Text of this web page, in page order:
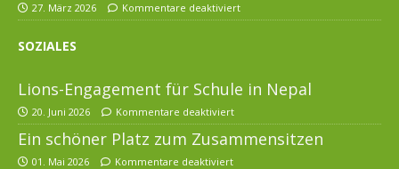
27. März 2026 Kommentare deaktiviert
SOZIALES
Lions-Engagement für Schule in Nepal
20. Juni 2026 Kommentare deaktiviert
Ein schöner Platz zum Zusammensitzen
01. Mai 2026 Kommentare deaktiviert